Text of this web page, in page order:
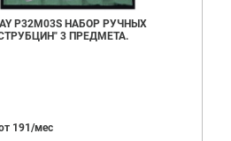
P32M03S НАБОР РУЧНЫХ
3 ПРЕДМЕТА.
191/мес